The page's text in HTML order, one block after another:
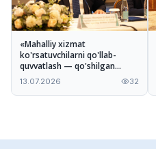
«Mahalliy xizmat
ko'rsatuvchilarni qo'llab-
quvvatlash — qo'shilgan
qiymatni oshirishga xizmat
qiladi» — Ilhomjon Pardayev
13.07.2026 32